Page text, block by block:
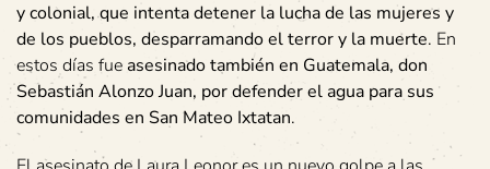
y colonial, que intenta detener la lucha de las mujeres y
de los pueblos, desparramando el terror y la muerte. En
estos días fueasesinado también en Guatemala, don
Sebastián Alonzo Juan, por defender el agua para sus
comunidades en San Mateo Ixtatan.